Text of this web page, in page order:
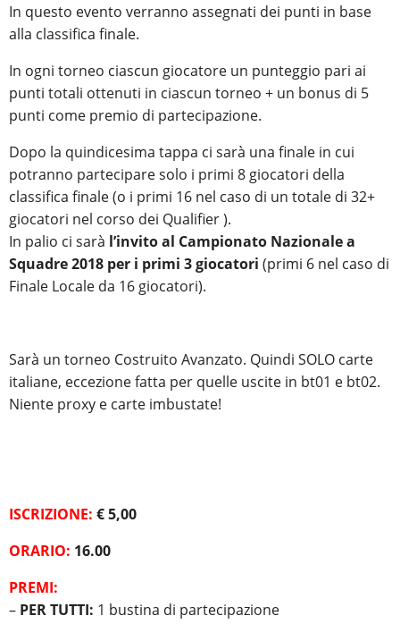
In questo evento verranno assegnati dei punti in base
alla classifica finale.
In ogni torneo ciascun giocatore un punteggio pari ai
punti totali ottenuti in ciascun torneo + un bonus di 5
punti come premio di partecipazione.
Dopo la quindicesima tappa ci sarà una finale in cui
potranno partecipare solo i primi 8 giocatori della
classifica finale (o i primi 16 nel caso di un totale di 32+
giocatori nel corso dei Qualifier ).
In palio ci sarà l’invito al Campionato Nazionale a
Squadre 2018 per i primi 3 giocatori (primi 6 nel caso di
Finale Locale da 16 giocatori).
Sarà un torneo Costruito Avanzato. Quindi SOLO carte
italiane, eccezione fatta per quelle uscite in bt01 e bt02.
Niente proxy e carte imbustate!
ISCRIZIONE: € 5,00
ORARIO: 16.00
PREMI:
– PER TUTTI: 1 bustina di partecipazione